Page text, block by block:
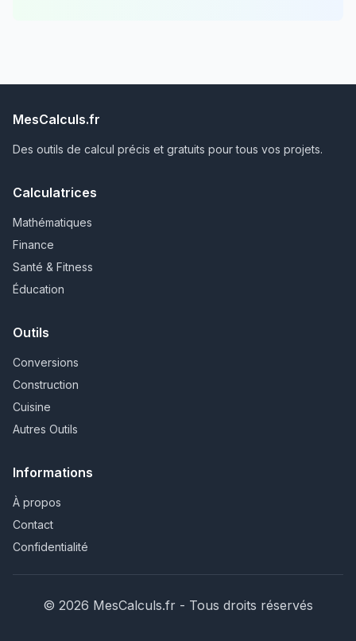
MesCalculs.fr
Des outils de calcul précis et gratuits pour tous vos projets.
Calculatrices
Mathématiques
Finance
Santé & Fitness
Éducation
Outils
Conversions
Construction
Cuisine
Autres Outils
Informations
À propos
Contact
Confidentialité
© 2026 MesCalculs.fr - Tous droits réservés